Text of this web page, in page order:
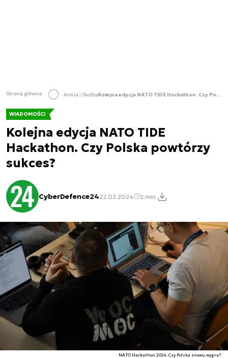
Strona główna Armia i Służby Kolejna edycja NATO TIDE Hackathon. Czy Polska powtórzy sukces?
WIADOMOŚCI
Kolejna edycja NATO TIDE
Hackathon. Czy Polska powtórzy
sukces?
CyberDefence2422.02.2024 2 min.
NATO Hackathon 2024. Czy Polska znowu wygra?